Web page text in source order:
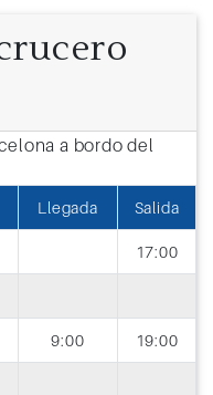
Llegada Salida
17:00
9:00 19:00